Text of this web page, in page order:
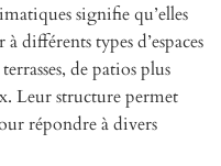
signifie qu’elles
différents types d’espaces
de patios plus
Leur structure permet
répondre à divers